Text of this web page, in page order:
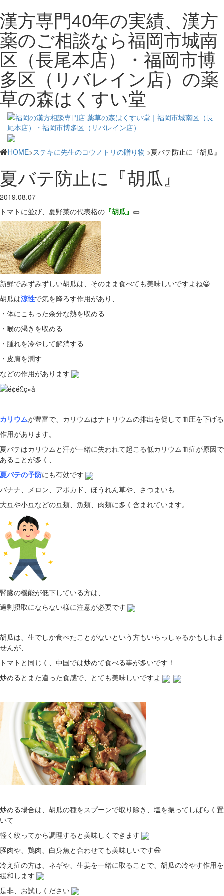
漢方専門40年の実績、漢方
薬のご相談なら福岡市城南
区（長尾本店）・福岡市博
多区（リバレイン店）の薬
草の森はくすい堂
HOME>ステキに先生のコウノトリの贈り物 >夏バテ防止に『胡瓜』
夏バテ防止に『胡瓜』
2019.08.07
トマトに並び、夏野菜の代表格の 『胡瓜』 🥒
新鮮でみずみずしい胡瓜は、そのまま食べても美味しいですよね😀
胡瓜は涼性で気を降ろす作用があり、
・体にこもった余分な熱を収める
・喉の渇きを収める
・腫れを冷やして解消する
・皮膚を潤す
などの作用があります
カリウムが豊富で、カリウムはナトリウムの排出を促して血圧を下げる
作用があります。
夏バテはカリウムと汗が一緒に失われて起こる低カリウム血症が原因で
あることが多く、
夏バテの予防にも有効です
バナナ、メロン、アボカド、ほうれん草や、さつまいも
大豆や小豆などの豆類、魚類、肉類に多く含まれています。
腎臓の機能が低下している方は、
過剰摂取にならない様に注意が必要です
胡瓜は、生でしか食べたことがないという方もいらっしゃるかもしれま
せんが、
トマトと同じく、中国では炒めて食べる事が多いです！
炒めるとまた違った食感で、とても美味しいですよ
炒める場合は、胡瓜の種をスプーンで取り除き、塩を振ってしばらく置
いて
軽く絞ってから調理すると美味しくできます
豚肉や、鶏肉、白身魚と合わせても美味しいです😄
冷え症の方は、ネギや、生姜を一緒に取ることで、胡瓜の冷やす作用を
緩和します
是非、お試しください